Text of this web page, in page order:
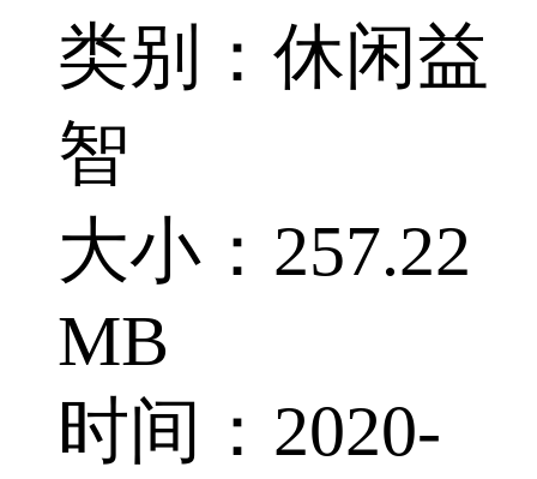
类别：休闲益
智
大小：257.22
MB
时间：2020-